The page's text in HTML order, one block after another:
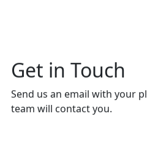
Get in Touch
Send us an email with your
team will contact you.